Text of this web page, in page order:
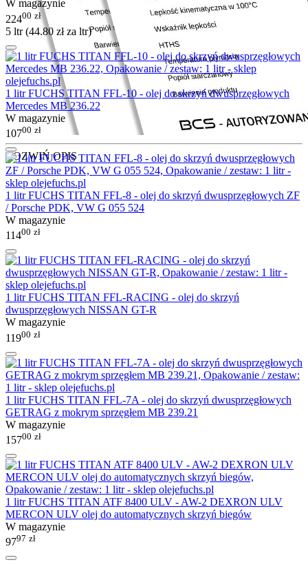
ROZWIŃ OPIS
W magazynie
22400 zł
5 ltr (44.80 złza ltr)
1 litr FUCHS TITAN FFL-10 - olej do skrzyń dwusprzęgłowych
Mercedes MB 236.22
W magazynie
10700 zł
1 litr FUCHS TITAN FFL-8 - olej do skrzyń dwusprzęgłowych ZF
/ Porsche PDK, VW G 055 524
W magazynie
11400 zł
1 litr FUCHS TITAN FFL-RACING - olej do skrzyń
dwusprzęgłowych NISSAN GT-R
W magazynie
11900 zł
1 litr FUCHS TITAN FFL-7A - olej do skrzyń dwusprzęgłowych
GETRAG z mokrym sprzęgłem MB 239.21
W magazynie
15700 zł
1 litr FUCHS TITAN ATF 8400 ULV - AW-2 DEXRON ULV
MERCON ULV olej do automatycznych skrzyń biegów
W magazynie
9797 zł